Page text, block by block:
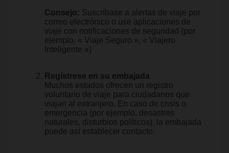
Consejo: Suscríbase a alertas de viaje por
correo electrónico o use aplicaciones de
viaje con notificaciones de seguridad (por
ejemplo, « Viaje Seguro », « Viajero
Inteligente »)
Regístrese en su embajada
Muchos estados ofrecen un registro
voluntario de viaje para ciudadanos que
viajan al extranjero. En caso de crisis o
emergencia (por ejemplo, desastres
naturales, disturbios políticos), la embajada
puede así establecer contacto.